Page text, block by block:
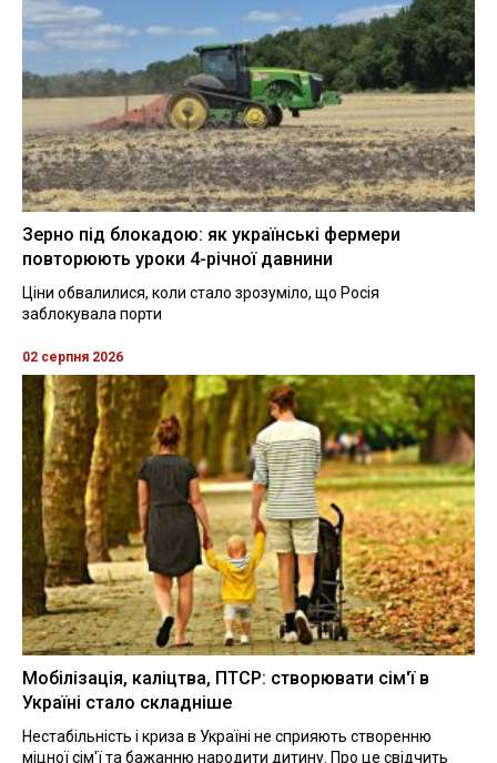
Зерно під блокадою: як українські фермери
повторюють уроки 4-річної давнини
Ціни обвалилися, коли стало зрозуміло, що Росія
заблокувала порти
02 серпня 2026
Мобілізація, каліцтва, ПТСР: створювати сім'ї в
Україні стало складніше
Нестабільність і криза в Україні не сприяють створенню
міцної сім'ї та бажанню народити дитину. Про це свідчить